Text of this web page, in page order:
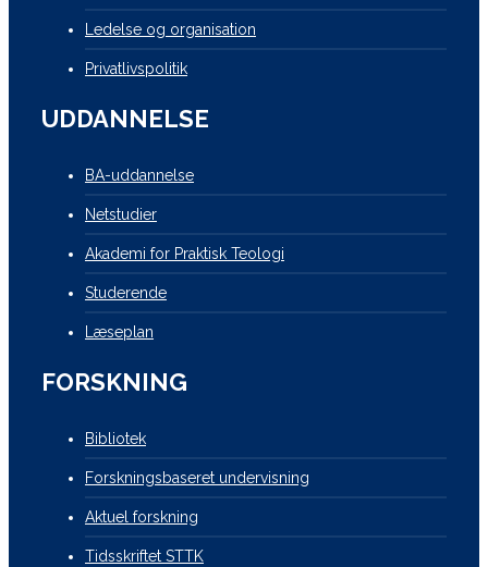
Ledelse og organisation
Privatlivspolitik
UDDANNELSE
BA-uddannelse
Netstudier
Akademi for Praktisk Teologi
Studerende
Læseplan
FORSKNING
Bibliotek
Forskningsbaseret undervisning
Aktuel forskning
Tidsskriftet STTK